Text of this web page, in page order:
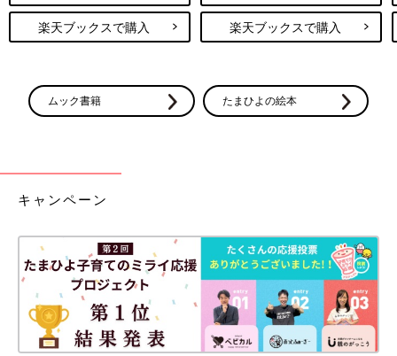
楽天ブックスで購入 楽天ブックスで購入
ムック書籍 たまひよの絵本
キャンペーン